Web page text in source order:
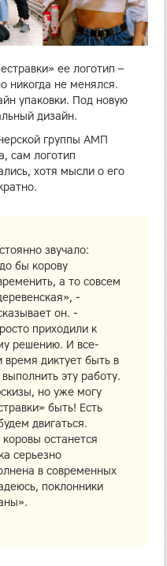
ее логотип –
никогда не менялся.
упаковки. Под новую
дизайн.
группы АМП
сам логотип
хотя мысли о его
звучало:
бы корову
а то совсем
-
он. -
приходили к
решению. И все-
время диктует быть в
эту работу.
но уже могу
быть! Есть
двигаться.
останется
серьезно
в современных
поклонники